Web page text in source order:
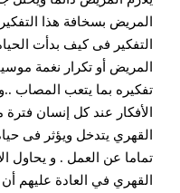
المريض بسخافة هذا
التفكير فى كيف بدأت
المريض أو تكرار نغمة
تفكيره بما يتعب المصاب
الأفكار عند كل إنسان
القهري يتدخل ويؤثر فى
تماما عن العمل . و
القهري في العادة عليهم